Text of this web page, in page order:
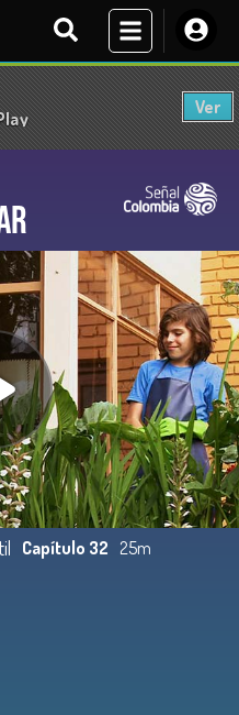
Ver
Capítulo 32 25m